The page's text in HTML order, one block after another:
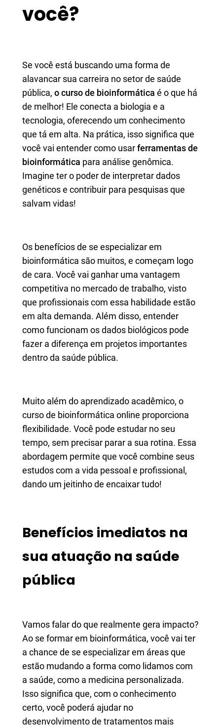
você?
Se você está buscando uma forma de
alavancar sua carreira no setor de saúde
pública, o curso de bioinformática é o que há
de melhor! Ele conecta a biologia e a
tecnologia, oferecendo um conhecimento
que tá em alta. Na prática, isso significa que
você vai entender como usarferramentas de
bioinformática para análise genômica.
Imagine ter o poder de interpretar dados
genéticos e contribuir para pesquisas que
salvam vidas!
Os benefícios de se especializar em
bioinformática são muitos, e começam logo
de cara. Você vai ganhar uma vantagem
competitiva no mercado de trabalho, visto
que profissionais com essa habilidade estão
em alta demanda. Além disso, entender
como funcionam os dados biológicos pode
fazer a diferença em projetos importantes
dentro da saúde pública.
Muito além do aprendizado acadêmico, o
curso de bioinformática online proporciona
flexibilidade. Você pode estudar no seu
tempo, sem precisar parar a sua rotina. Essa
abordagem permite que você combine seus
estudos com a vida pessoal e profissional,
dando um jeitinho de encaixar tudo!
Benefícios imediatos na
sua atuação na saúde
pública
Vamos falar do que realmente gera impacto?
Ao se formar em bioinformática, você vai ter
a chance de se especializar em áreas que
estão mudando a forma como lidamos com
a saúde, como a medicina personalizada.
Isso significa que, com o conhecimento
certo, você poderá ajudar no
desenvolvimento de tratamentos mais